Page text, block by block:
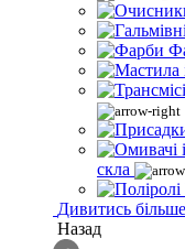
скла
Дивитись
Назад